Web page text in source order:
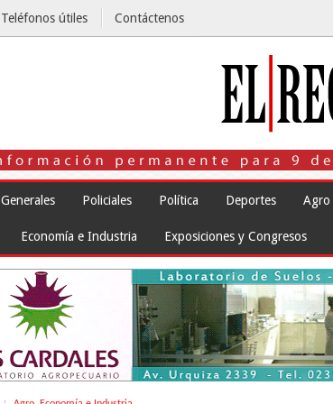
Teléfonos útiles Contáctenos
Generales Policiales Política Deportes Agro
Economía e Industria Exposiciones y Congresos